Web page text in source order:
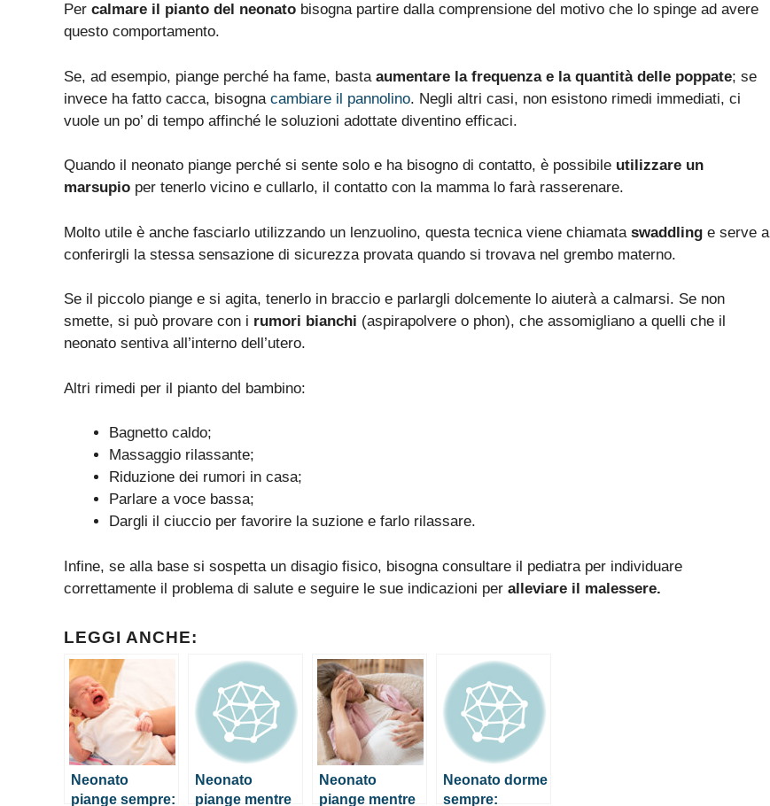
Per calmare il pianto del neonato bisogna partire dalla comprensione del motivo che lo spinge ad avere
questo comportamento.
Se, ad esempio, piange perché ha fame, basta aumentare la frequenza e la quantità delle poppate; se
invece ha fatto cacca, bisogna cambiare il pannolino. Negli altri casi, non esistono rimedi immediati, ci
vuole un po’ di tempo affinché le soluzioni adottate diventino efficaci.
Quando il neonato piange perché si sente solo e ha bisogno di contatto, è possibile utilizzare un
marsupio per tenerlo vicino e cullarlo, il contatto con la mamma lo farà rasserenare.
Molto utile è anche fasciarlo utilizzando un lenzuolino, questa tecnica viene chiamata swaddling e serve a
conferirgli la stessa sensazione di sicurezza provata quando si trovava nel grembo materno.
Se il piccolo piange e si agita, tenerlo in braccio e parlargli dolcemente lo aiuterà a calmarsi. Se non
smette, si può provare con i rumori bianchi (aspirapolvere o phon), che assomigliano a quelli che il
neonato sentiva all’interno dell’utero.
Altri rimedi per il pianto del bambino:
Bagnetto caldo;
Massaggio rilassante;
Riduzione dei rumori in casa;
Parlare a voce bassa;
Dargli il ciuccio per favorire la suzione e farlo rilassare.
Infine, se alla base si sospetta un disagio fisico, bisogna consultare il pediatra per individuare
correttamente il problema di salute e seguire le sue indicazioni per alleviare il malessere.
LEGGI ANCHE:
Neonato
piange sempre:
Neonato
piange mentre
Neonato
piange mentre
Neonato dorme
sempre: